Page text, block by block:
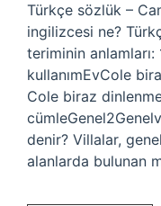
Türkçe sözlük –
ingilizcesi ne?
teriminin
kullanımEvCole
Cole biraz
denir? Villalar,
alanlarda bulunan